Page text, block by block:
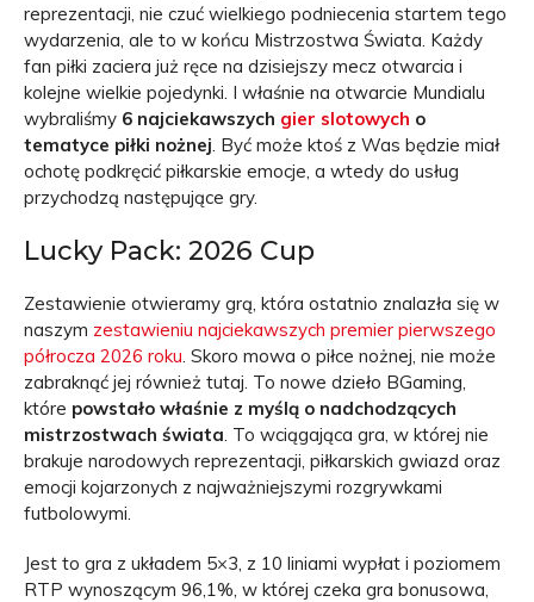
reprezentacji, nie czuć wielkiego podniecenia startem tego
wydarzenia, ale to w końcu Mistrzostwa Świata. Każdy
fan piłki zaciera już ręce na dzisiejszy mecz otwarcia i
kolejne wielkie pojedynki. I właśnie na otwarcie Mundialu
wybraliśmy 6 najciekawszych gier slotowych o
tematyce piłki nożnej. Być może ktoś z Was będzie miał
ochotę podkręcić piłkarskie emocje, a wtedy do usług
przychodzą następujące gry.
Lucky Pack: 2026 Cup
Zestawienie otwieramy grą, która ostatnio znalazła się w
naszym zestawieniu najciekawszych premier pierwszego
półrocza 2026 roku. Skoro mowa o piłce nożnej, nie może
zabraknąć jej również tutaj. To nowe dzieło BGaming,
które powstało właśnie z myślą o nadchodzących
mistrzostwach świata. To wciągająca gra, w której nie
brakuje narodowych reprezentacji, piłkarskich gwiazd oraz
emocji kojarzonych z najważniejszymi rozgrywkami
futbolowymi.
Jest to gra z układem 5×3, z 10 liniami wypłat i poziomem
RTP wynoszącym 96,1%, w której czeka gra bonusowa,